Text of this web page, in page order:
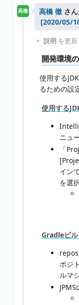
高徹 高橋 徹 さ
説明 を更新
開発環境
使用する
るための設
使用する
ニュ
「
イン
を選
Gradleビ
ポジ
ルマ